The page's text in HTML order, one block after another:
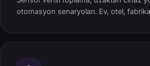
otomasyon senaryoları. Ev, otel,